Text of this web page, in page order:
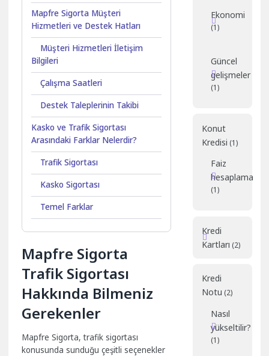
Mapfre Sigorta Müşteri
Hizmetleri ve Destek Hatları
Müşteri Hizmetleri İletişim
Bilgileri
Çalışma Saatleri
Destek Taleplerinin Takibi
Kasko ve Trafik Sigortası
Arasındaki Farklar Nelerdir?
Trafik Sigortası
Kasko Sigortası
Temel Farklar
Mapfre Sigorta
Trafik Sigortası
Hakkında Bilmeniz
Gerekenler
Mapfre Sigorta, trafik sigortası
konusunda sunduğu çeşitli seçenekler
Ekonomi
(1)
Güncel
gelişmeler
(1)
Konut
Kredisi (1)
Faiz
hesaplama
(1)
Kredi
Kartları (2)
Kredi
Notu (2)
Nasıl
yükseltilir?
(1)